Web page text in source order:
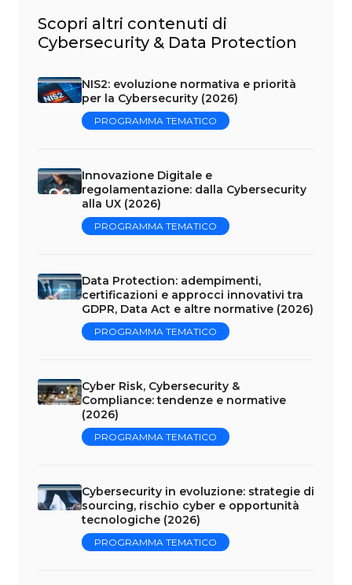
Scopri altri contenuti di
Cybersecurity & Data Protection
NIS2: evoluzione normativa e priorità
per la Cybersecurity (2026)
PROGRAMMA TEMATICO
Innovazione Digitale e
regolamentazione: dalla Cybersecurity
alla UX (2026)
PROGRAMMA TEMATICO
Data Protection: adempimenti,
certificazioni e approcci innovativi tra
GDPR, Data Act e altre normative (2026)
PROGRAMMA TEMATICO
Cyber Risk, Cybersecurity &
Compliance: tendenze e normative
(2026)
PROGRAMMA TEMATICO
Cybersecurity in evoluzione: strategie di
sourcing, rischio cyber e opportunità
tecnologiche (2026)
PROGRAMMA TEMATICO